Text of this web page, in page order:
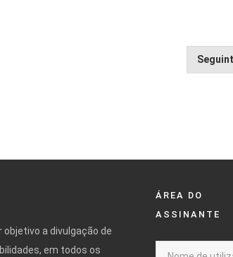
a divulgação de
em todos os
ÁREA DO
ASSINANTE